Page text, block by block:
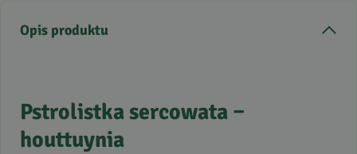
Opis produktu
Pstrolistka sercowata –
houttuynia